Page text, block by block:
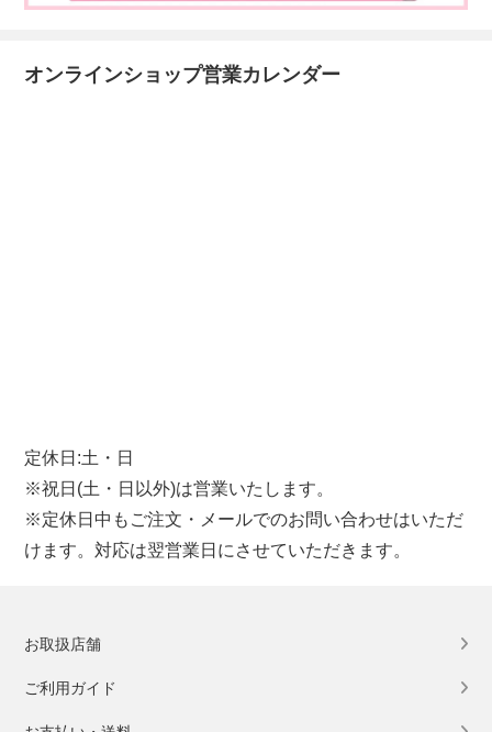
オンラインショップ営業カレンダー
定休日:土・日
※祝日(土・日以外)は営業いたします。
※定休日中もご注文・メールでのお問い合わせはいただ
けます。対応は翌営業日にさせていただきます。
お取扱店舗
ご利用ガイド